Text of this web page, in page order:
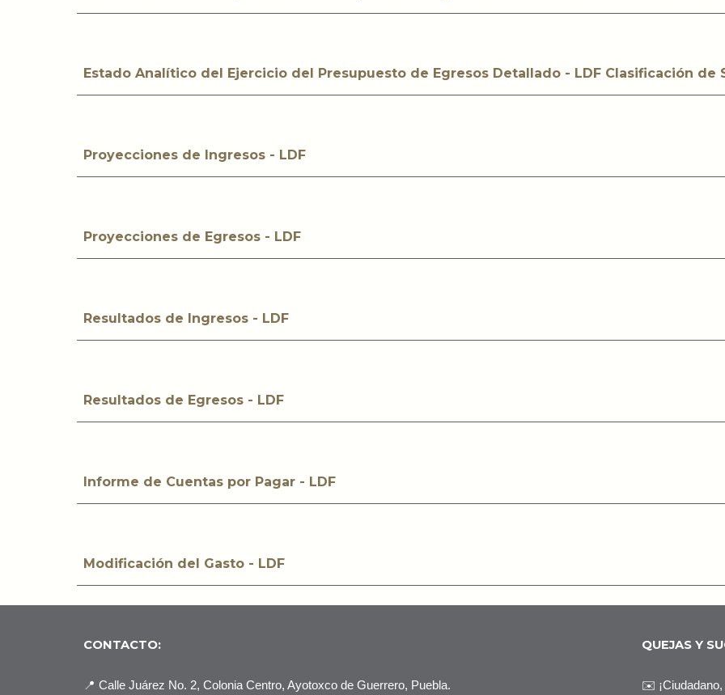
Estado Analítico del Ejercicio del Presupuesto de Egresos Detallado - LDF Clasificación de
Proyecciones de Ingresos - LDF
Proyecciones de Egresos - LDF
Resultados de Ingresos - LDF
Resultados de Egresos - LDF
Informe de Cuentas por Pagar - LDF
Modificación del Gasto - LDF
CONTACTO:
📍 Calle Juárez No. 2, Colonia Centro, Ayotoxco de Guerrero, Puebla.
QUEJAS Y
✉️